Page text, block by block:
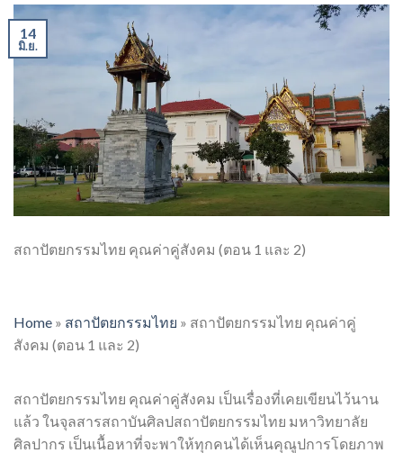
14
มิ.ย.
สถาปัตยกรรมไทย คุณค่าคู่สังคม (ตอน 1 และ 2)
Home » สถาปัตยกรรมไทย » สถาปัตยกรรมไทย คุณค่าคู่
สังคม (ตอน 1 และ 2)
สถาปัตยกรรมไทย คุณค่าคู่สังคม เป็นเรื่องที่เคยเขียนไว้นาน
แล้ว ในจุลสารสถาบันศิลปสถาปัตยกรรมไทย มหาวิทยาลัย
ศิลปากร เป็นเนื้อหาที่จะพาให้ทุกคนได้เห็นคุณูปการโดยภาพ